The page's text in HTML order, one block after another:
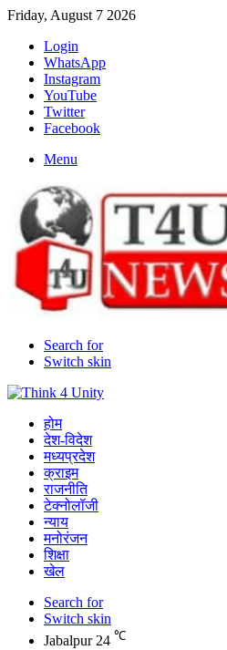
Friday, August 7 2026
Login
WhatsApp
Instagram
YouTube
Twitter
Facebook
Menu
Search for
Switch skin
होम
देश-विदेश
मध्यप्रदेश
क्राइम
राजनीति
टेक्नोलॉजी
न्याय
मनोरंजन
शिक्षा
खेल
Search for
Switch skin
Jabalpur 24 ℃